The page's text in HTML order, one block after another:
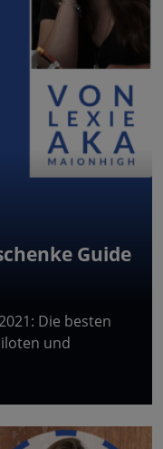
Guide
Die besten
und